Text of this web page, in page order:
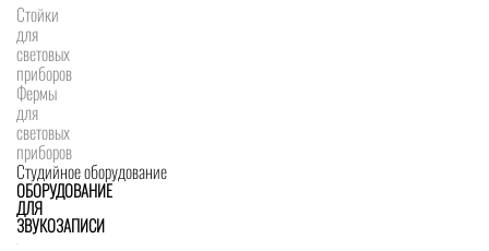
Стойки
для
световых
приборов
Фермы
для
световых
приборов
Студийное оборудование
ОБОРУДОВАНИЕ
ДЛЯ
ЗВУКОЗАПИСИ